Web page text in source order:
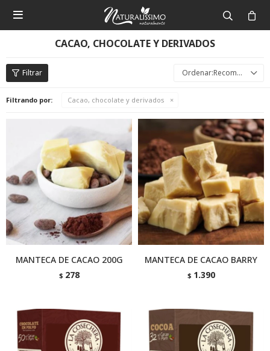

CACAO, CHOCOLATE Y DERIVADOS
Recomendados
Filtrando por: Cacao, chocolate y derivados
MANTECA DE CACAO 200G
$ 278
MANTECA DE CACAO BARRY
$ 1.390